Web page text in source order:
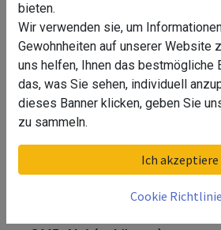
Blendleiste, Easy
Seitenm., MOD 8445,
bieten.
Wir verwenden sie, um
Gewohnheiten auf unserer Website
uns helfen, Ihnen das bestmögliche
das, was Sie sehen, individuell
dieses Banner klicken, geben Sie
zu sammeln.
Ich akzeptiere
Cookie